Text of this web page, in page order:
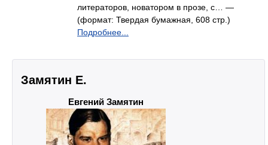
литераторов, новатором в прозе, с… —
(формат: Твердая бумажная, 608 стр.)
Подробнее...
Замятин Е.
Евгений Замятин